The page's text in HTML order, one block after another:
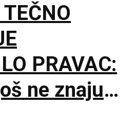
PRAVAC:
ne znaju
da se